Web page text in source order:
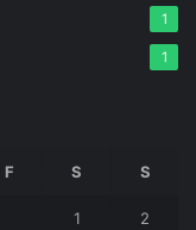
1
1
F S S
1 2